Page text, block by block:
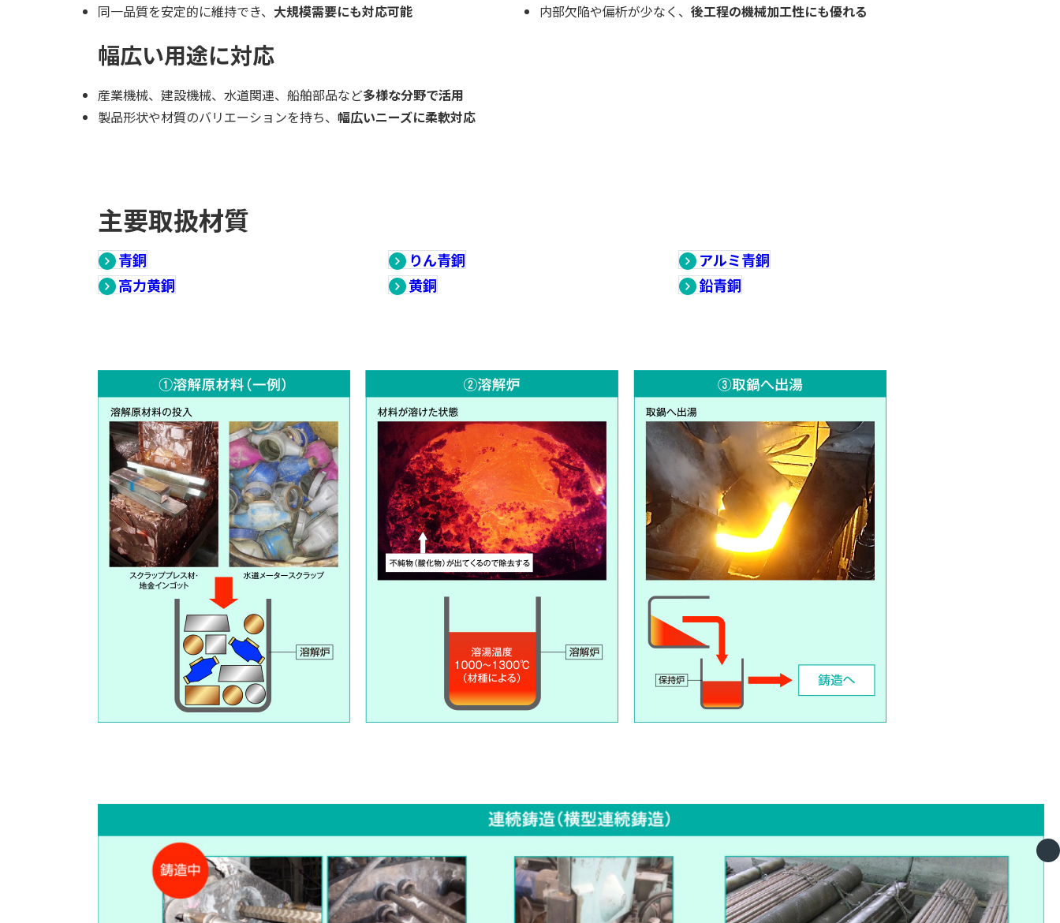
同一品質を安定的に維持でき、 大規模需要にも対応可能
内部欠陥や偏析が少なく、 後工程の機械加工性にも優れる
幅広い用途に対応
産業機械、建設機械、水道関連、船舶部品など多様な分野で活用
製品形状や材質のバリエーションを持ち、 幅広いニーズに柔軟対応
主要取扱材質
青銅 りん青銅
アルミ青銅
高力黄銅
黄銅 鉛青銅